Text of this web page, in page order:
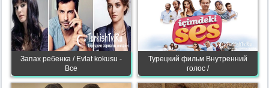
Запах ребенка / Evlat kokusu -
Все
Турецкий фильм Внутренний
голос /